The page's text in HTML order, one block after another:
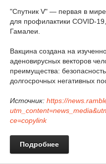
"Спутник V" — первая в мире
для профилактики COVID-
Гамалеи.
Вакцина создана на
аденовирусных векторов
преимущества:
долгосрочных негативных
Источник: https://
ce=copylink
Подробнее